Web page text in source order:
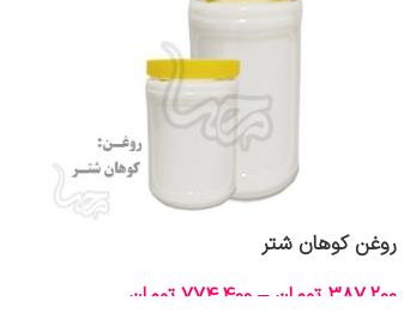
روغن کوهان شتر
387,200 تومان –
774,400تومان